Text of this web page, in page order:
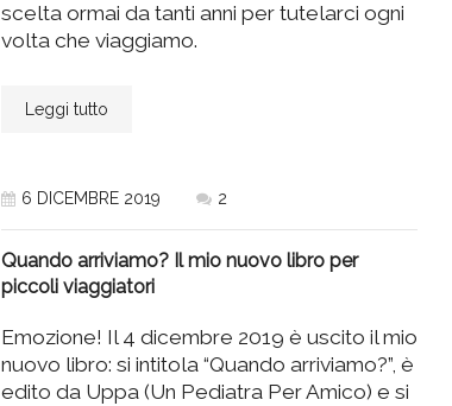
scelta ormai da tanti anni per tutelarci ogni
volta che viaggiamo.
Leggi tutto
6 DICEMBRE 2019 2
Quando arriviamo? Il mio nuovo libro per
piccoli viaggiatori
Emozione! Il 4 dicembre 2019 è uscito il mio
nuovo libro: si intitola “Quando arriviamo?”, è
edito da Uppa (Un Pediatra Per Amico) e si